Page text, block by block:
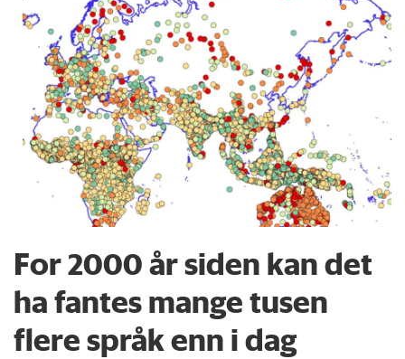
For 2000 år siden kan det
ha fantes mange tusen
flere språk enn i dag